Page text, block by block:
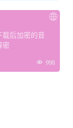
载后加密的音
密
 998